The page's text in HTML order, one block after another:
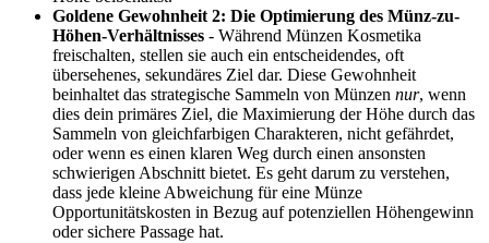
Goldene Gewohnheit 2: Die Optimierung des Münz-zu-
Höhen-Verhältnisses - Während Münzen Kosmetika
freischalten, stellen sie auch ein entscheidendes, oft
übersehenes, sekundäres Ziel dar. Diese Gewohnheit
beinhaltet das strategische Sammeln von Münzen nur, wenn
dies dein primäres Ziel, die Maximierung der Höhe durch das
Sammeln von gleichfarbigen Charakteren, nicht gefährdet,
oder wenn es einen klaren Weg durch einen ansonsten
schwierigen Abschnitt bietet. Es geht darum zu verstehen,
dass jede kleine Abweichung für eine Münze
Opportunitätskosten in Bezug auf potenziellen Höhengewinn
oder sichere Passage hat.